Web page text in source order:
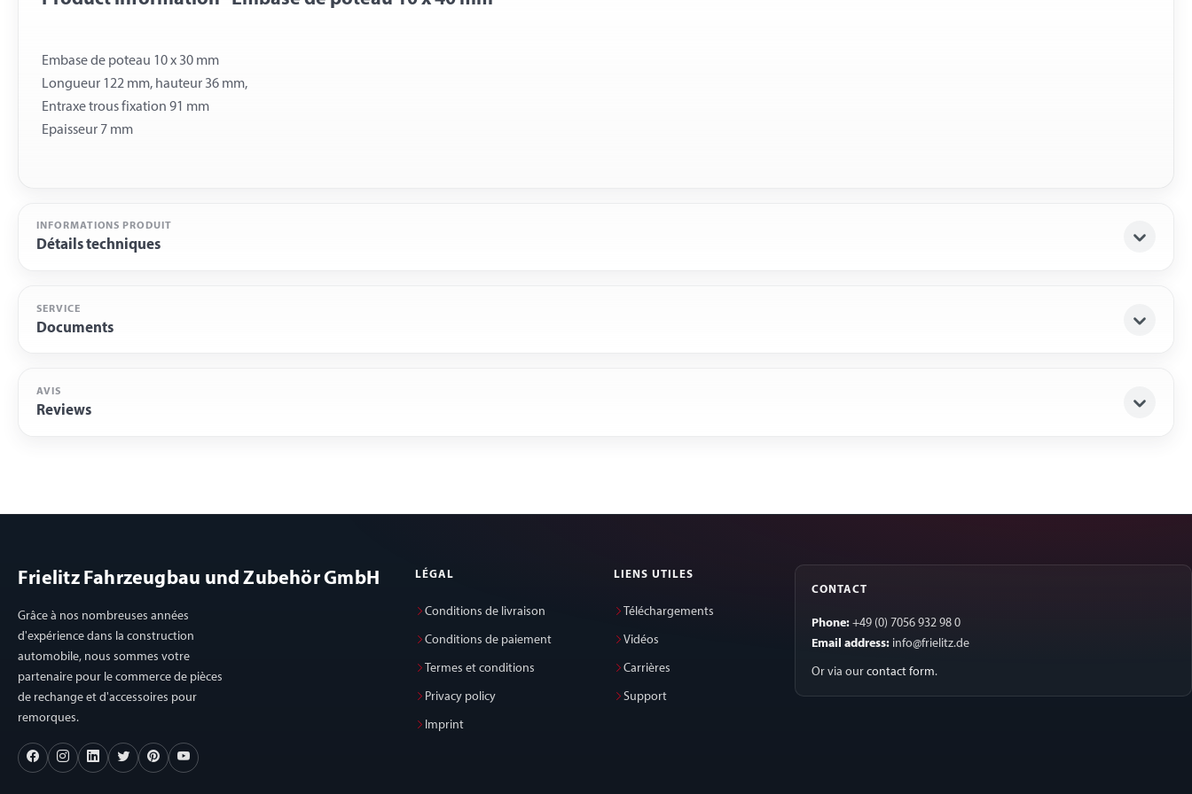
Embase de poteau 10 x 30 mm
Longueur 122 mm, hauteur 36 mm,
Entraxe trous fixation 91 mm
Epaisseur 7 mm
INFORMATIONS PRODUIT
Détails techniques
SERVICE
Documents
AVIS
Reviews
Frielitz Fahrzeugbau und Zubehör GmbH
Grâce à nos nombreuses années
d'expérience dans la construction
automobile, nous sommes votre
partenaire pour le commerce de pièces
de rechange et d'accessoires pour
remorques.
LÉGAL
Conditions de livraison
Conditions de paiement
Termes et conditions
Privacy policy
Imprint
LIENS UTILES
Téléchargements
Vidéos
Carrières
Support
CONTACT
Phone: +49 (0) 7056 932 98 0
Email address: info@frielitz.de
Or via our contact form.